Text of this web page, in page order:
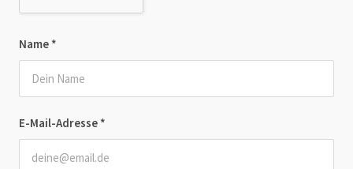
Name *
E-Mail-Adresse *